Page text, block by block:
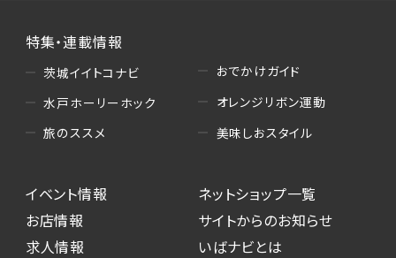
特集・連載情報
茨城イイトコナビ
水戸ホーリーホック
旅のススメ
おでかけガイド
オレンジリボン運動
美味しおスタイル
イベント情報
お店情報
求人情報
ネットショップ一覧
サイトからのお知らせ
いばナビとは